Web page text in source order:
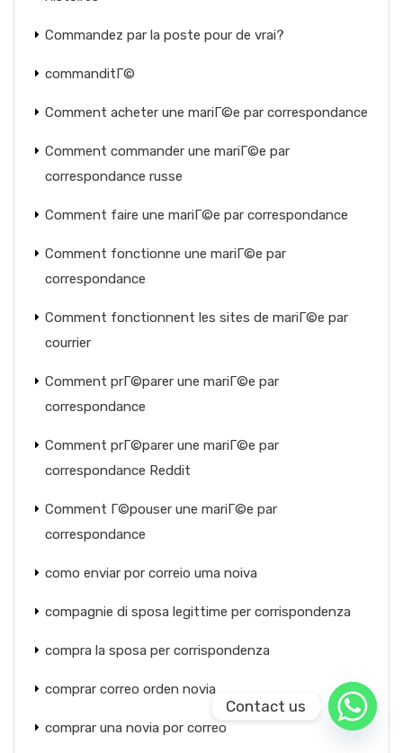
Commandez par la poste pour de vrai?
commanditГ©
Comment acheter une mariГ©e par correspondance
Comment commander une mariГ©e par
correspondance russe
Comment faire une mariГ©e par correspondance
Comment fonctionne une mariГ©e par
correspondance
Comment fonctionnent les sites de mariГ©e par
courrier
Comment prГ©parer une mariГ©e par
correspondance
Comment prГ©parer une mariГ©e par
correspondance Reddit
Comment Г©pouser une mariГ©e par
correspondance
como enviar por correio uma noiva
compagnie di sposa legittime per corrispondenza
compra la sposa per corrispondenza
comprar correo orden novia
comprar una novia por correo
Contact us